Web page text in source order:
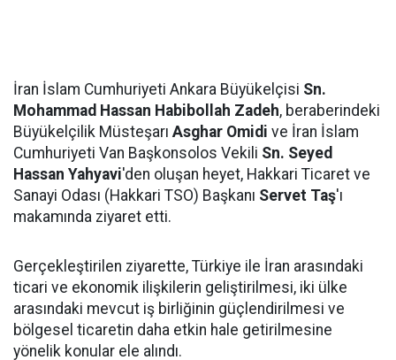
İran İslam Cumhuriyeti Ankara Büyükelçisi Sn.
Mohammad Hassan Habibollah Zadeh, beraberindeki
Büyükelçilik Müsteşarı Asghar Omidi ve İran İslam
Cumhuriyeti Van Başkonsolos Vekili Sn. Seyed
Hassan Yahyavi'den oluşan heyet, Hakkari Ticaret ve
Sanayi Odası (Hakkari TSO) Başkanı Servet Taş'ı
makamında ziyaret etti.
Gerçekleştirilen ziyarette, Türkiye ile İran arasındaki
ticari ve ekonomik ilişkilerin geliştirilmesi, iki ülke
arasındaki mevcut iş birliğinin güçlendirilmesi ve
bölgesel ticaretin daha etkin hale getirilmesine
yönelik konular ele alındı.